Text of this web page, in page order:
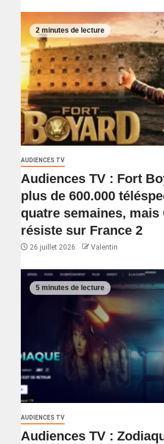
2 minutes de lecture
AUDIENCES TV
Audiences TV : Fort
plus de 600.000
quatre semaines, mais
résiste sur France 2
26 juillet 2026 Valentin
5 minutes de lecture
AUDIENCES TV
Audiences TV :